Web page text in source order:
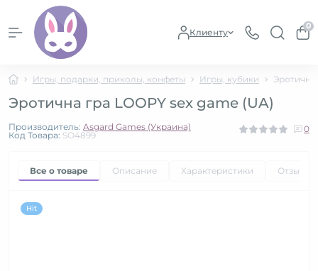
Клиенту
0
Игры, подарки, приколы, конфеты Игры, кубики Эротична
Эротична гра LOOPY sex game (UA)
Производитель: Asgard Games (Украина)
Код Товара: SO4899
0
Все о товаре Описание Характеристики Отзывы
Hit